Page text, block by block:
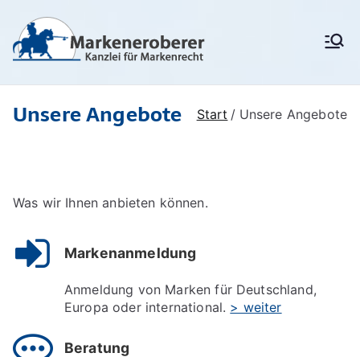
Inhalt
springen
Markenanm
eldung,
Markenschu
t:
Markenrecht,
Markenschutz,
Löschungsverfahren,
Unsere Angebote Start Unsere Angebote
Was wir Ihnen anbieten können.
Markenanmeldung
Anmeldung von Marken für Deutschland,
Europa oder international. > weiter
Beratung